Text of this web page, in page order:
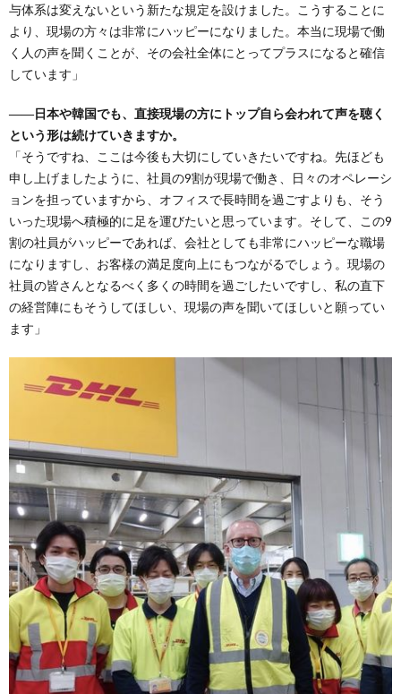
与体系は変えないという新たな規定を設けました。こうすることに
より、現場の方々は非常にハッピーになりました。本当に現場で働
く人の声を聞くことが、その会社全体にとってプラスになると確信
しています」
――日本や韓国でも、直接現場の方にトップ自ら会われて声を聴く
という形は続けていきますか。
「そうですね、ここは今後も大切にしていきたいですね。先ほども
申し上げましたように、社員の9割が現場で働き、日々のオペレーシ
ョンを担っていますから、オフィスで長時間を過ごすよりも、そう
いった現場へ積極的に足を運びたいと思っています。そして、この9
割の社員がハッピーであれば、会社としても非常にハッピーな職場
になりますし、お客様の満足度向上にもつながるでしょう。現場の
社員の皆さんとなるべく多くの時間を過ごしたいですし、私の直下
の経営陣にもそうしてほしい、現場の声を聞いてほしいと願ってい
ます」